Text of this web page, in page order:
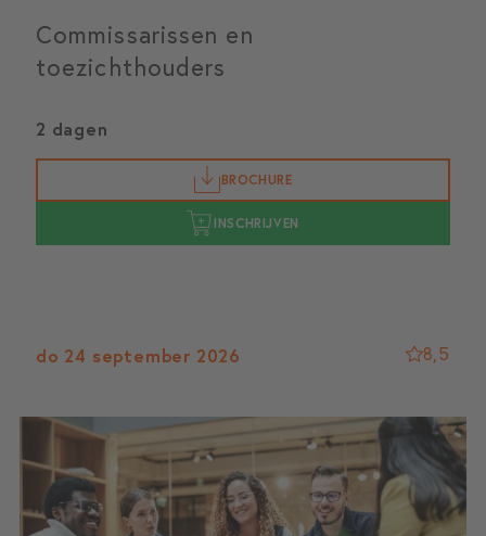
Commissarissen en
toezichthouders
2 dagen
BROCHURE
INSCHRIJVEN
do 24 september 2026 8,5